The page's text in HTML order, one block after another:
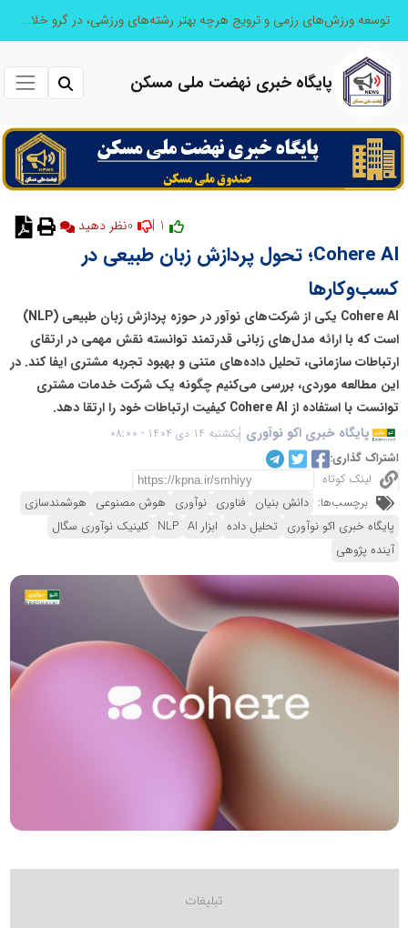
توسعه ورزش‌های رزمی و ترویج هرچه بهتر رشته‌های ورزشی، در گرو خلاقیت و نوآوری است
پایگاه خبری نهضت ملی مسکن
نظر دهید
Cohere AI؛ تحول پردازش زبان طبیعی در
کسب‌وکارها
Cohere AI یکی از شرکت‌های نوآور در حوزه پردازش زبان طبیعی (NLP)
است که با ارائه مدل‌های زبانی قدرتمند توانسته نقش مهمی در ارتقای
ارتباطات سازمانی، تحلیل داده‌های متنی و بهبود تجربه مشتری ایفا کند. در
این مطالعه موردی، بررسی می‌کنیم چگونه یک شرکت خدمات مشتری
توانست با استفاده از Cohere AI کیفیت ارتباطات خود را ارتقا دهد.
پایگاه خبری اکو نوآوری یکشنبه 14 دی 1404 - 08:00
اشتراک گذاری:
لینک کوتاه
برچسب‌ها: دانش بنیان فناوری نوآوری هوش مصنوعی هوشمندسازی
پایگاه خبری اکو نوآوری تحلیل داده ابزار AI NLP کلینیک نوآوری سگال
آینده پژوهی